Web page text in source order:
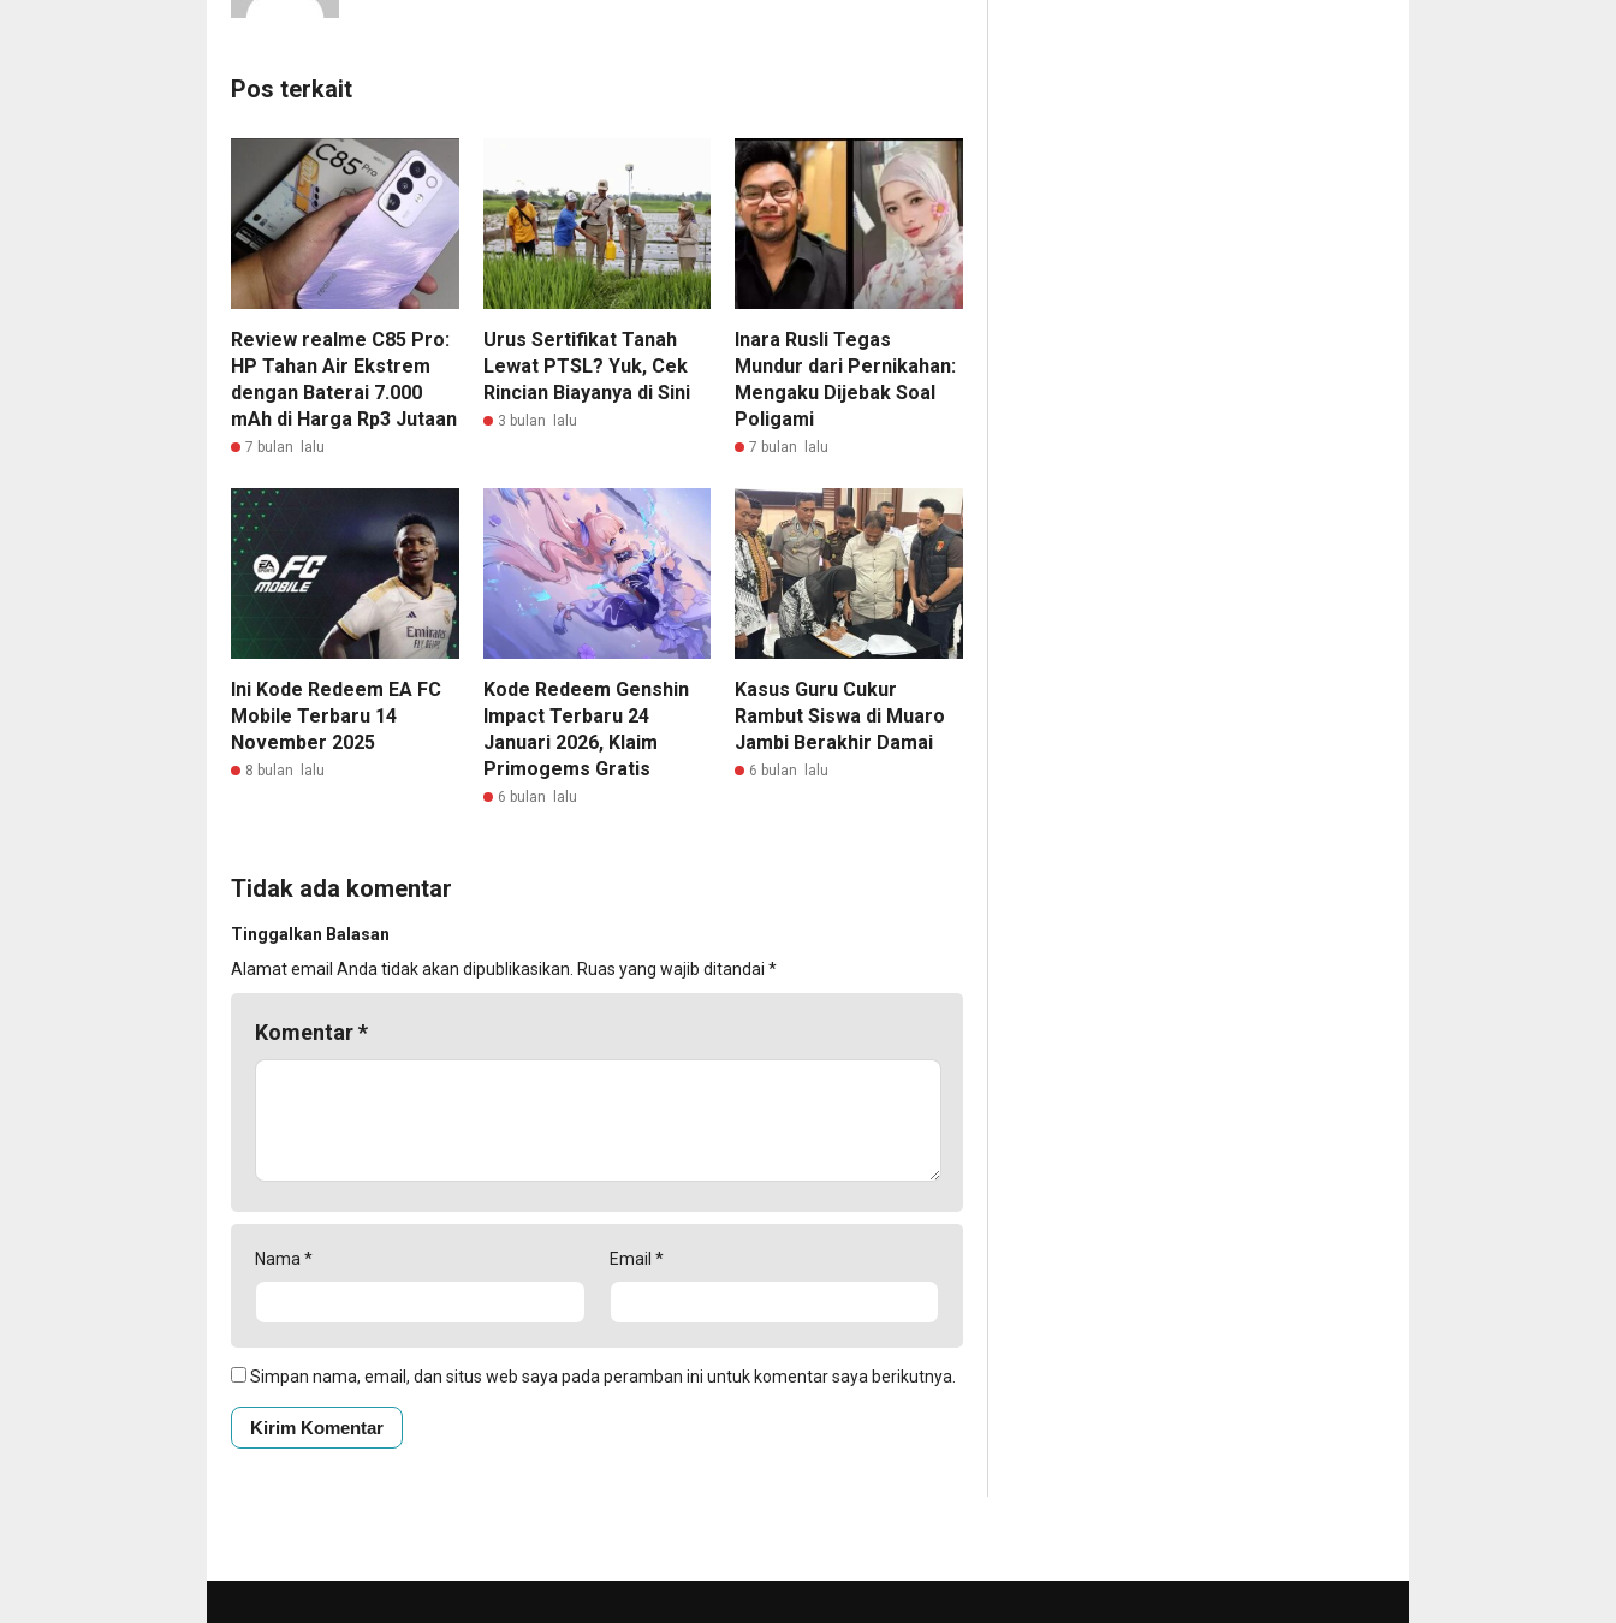
Pos terkait
Review realme C85 Pro:
HP Tahan Air Ekstrem
dengan Baterai 7.000
mAh di Harga Rp3 Jutaan
7 bulan lalu
Urus Sertifikat Tanah
Lewat PTSL? Yuk, Cek
Rincian Biayanya di Sini
3 bulan lalu
Inara Rusli Tegas
Mundur dari Pernikahan:
Mengaku Dijebak Soal
Poligami
7 bulan lalu
Ini Kode Redeem EA FC
Mobile Terbaru 14
November 2025
8 bulan lalu
Kode Redeem Genshin
Impact Terbaru 24
Januari 2026, Klaim
Primogems Gratis
6 bulan lalu
Kasus Guru Cukur
Rambut Siswa di Muaro
Jambi Berakhir Damai
6 bulan lalu
Tidak ada komentar
Tinggalkan Balasan
Alamat email Anda tidak akan dipublikasikan. Ruas yang wajib ditandai *
Komentar*
Nama * Email *
Simpan nama, email, dan situs web saya pada peramban ini untuk komentar saya berikutnya.